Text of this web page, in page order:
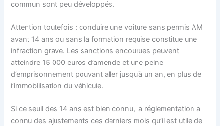
commun sont peu développés.
Attention toutefois : conduire une voiture sans permis AM
avant 14 ans ou sans la formation requise constitue une
infraction grave. Les sanctions encourues peuvent
atteindre 15 000 euros d’amende et une peine
d’emprisonnement pouvant aller jusqu’à un an, en plus de
l’immobilisation du véhicule.
Si ce seuil des 14 ans est bien connu, la réglementation a
connu des ajustements ces derniers mois qu’il est utile de